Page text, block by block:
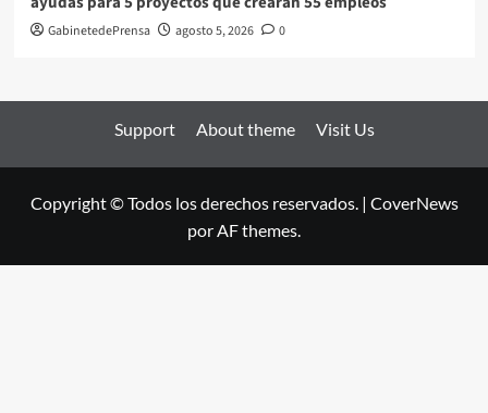
GabinetedePrensa agosto 5, 2026 0
Support About theme Visit Us
Copyright © Todos los derechos reservados. | CoverNews
por AF themes.